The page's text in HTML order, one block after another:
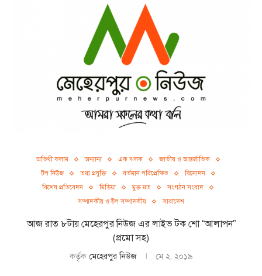
অতিথী কলাম অন্যান্য এক ঝলক
জাতীয় ও আন্তর্জাতিক
টপ নিউজ
তথ্য প্রযুক্তি বর্তমান পরিপ্রেক্ষিত
বিনোদন
বিশেষ প্রতিবেদন
মিডিয়া মুক্ত মত
সংগঠন সংবাদ
সম্পাদকীয় ও উপ সম্পাদকীয়
সারাদেশ
আজ রাত ৮টায় মেহেরপুর নিউজ এর লাইভ টক শো “আলাপন”
(প্রমো সহ)
কর্তৃক মেহেরপুর নিউজ মে ২, ২০১৯